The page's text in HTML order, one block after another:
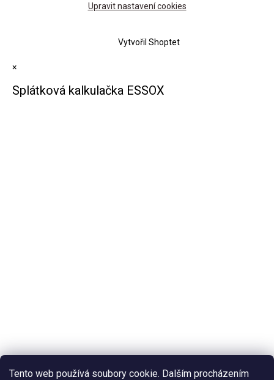
Tento web používá soubory cookie. Dalším procházením
Vytvořil Shoptet
Upravit nastavení cookies
×
Splátková kalkulačka ESSOX